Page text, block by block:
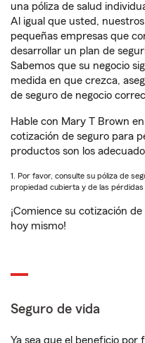
una póliza de salud
Al igual que usted,
pequeñas empresas que
desarrollar un plan de
Sabemos que su negocio
medida en que crezca,
de seguro de negocio
Hable con Mary T Brown
cotización de seguro para
productos son los
1. Por favor, consulte su póliza de
propiedad cubierta y de las pérdidas
¡Comience su cotización de
hoy mismo!
Seguro de vida
Ya sea que el beneficio por